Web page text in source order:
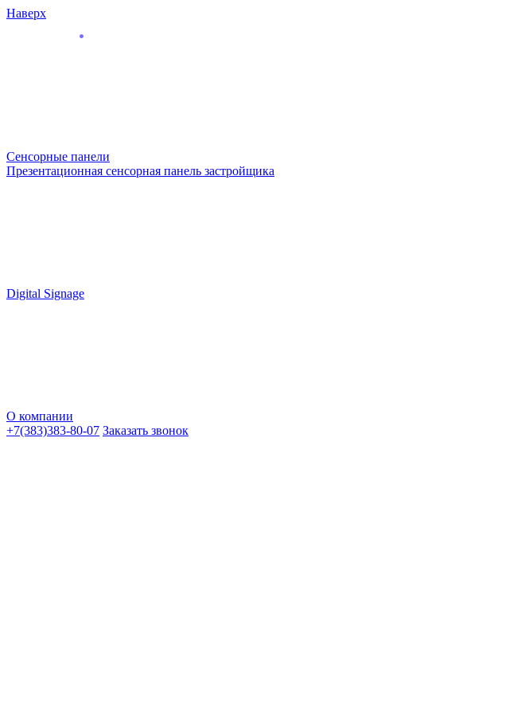
Наверх
Сенсорные панели
Презентационная сенсорная панель застройщика
Digital Signage
О компании
+7(383)383-80-07 Заказать звонок